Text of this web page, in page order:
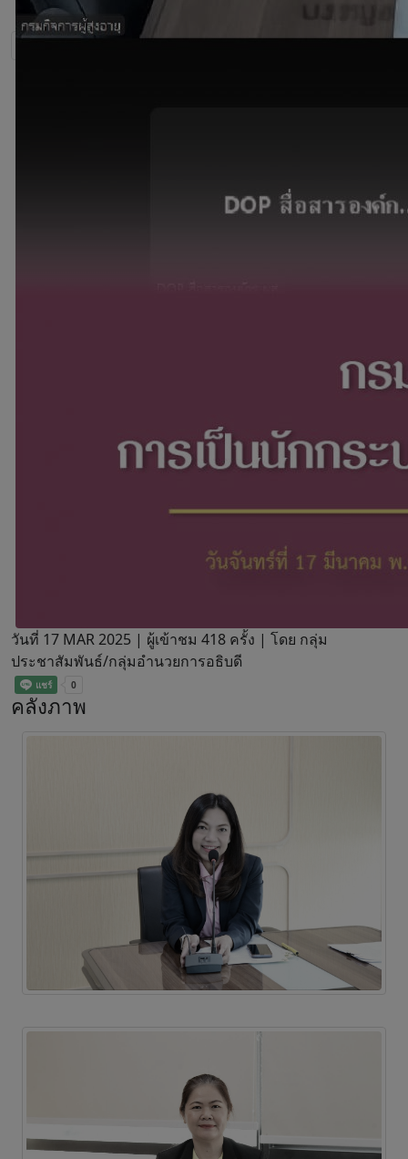
วันที่ 17 MAR 2025 | ผู้เข้าชม 418 ครั้ง | โดย กลุ่ม
ประชาสัมพันธ์/กลุ่มอำนวยการอธิบดี
คลังภาพ